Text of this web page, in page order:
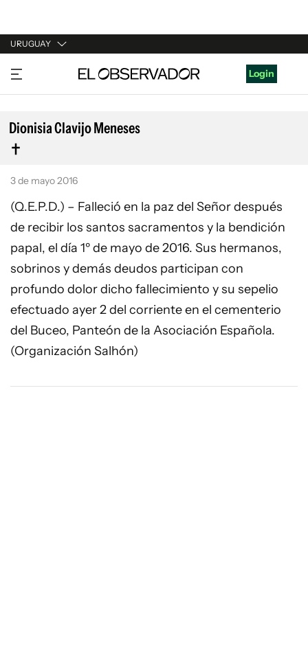
URUGUAY
URUGUAY
ARGENTINA
ESPAÑA
ESTADOS UNIDOS
Login
Dionisia Clavijo Meneses
3 de mayo 2016
(Q.E.P.D.) – Falleció en la paz del Señor después
de recibir los santos sacramentos y la bendición
papal, el día 1º de mayo de 2016. Sus hermanos,
sobrinos y demás deudos participan con
profundo dolor dicho fallecimiento y su sepelio
efectuado ayer 2 del corriente en el cementerio
del Buceo, Panteón de la Asociación Española.
(Organización Salhón)